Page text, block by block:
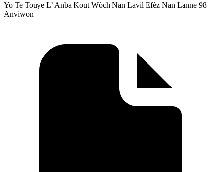
Yo Te Touye L’ Anba Kout Wòch Nan Lavil Efèz Nan Lanne 98
Anviwon